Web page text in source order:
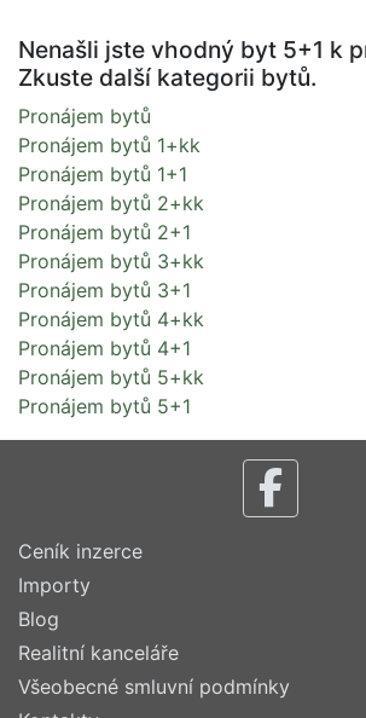
Nenašli jste vhodný byt 5+1 k
Zkuste další kategorii bytů.
Pronájem bytů
Pronájem bytů 1+kk
Pronájem bytů 1+1
Pronájem bytů 2+kk
Pronájem bytů 2+1
Pronájem bytů 3+kk
Pronájem bytů 3+1
Pronájem bytů 4+kk
Pronájem bytů 4+1
Pronájem bytů 5+kk
Pronájem bytů 5+1
Ceník inzerce
Importy
Blog
Realitní kanceláře
Všeobecné smluvní podmínky